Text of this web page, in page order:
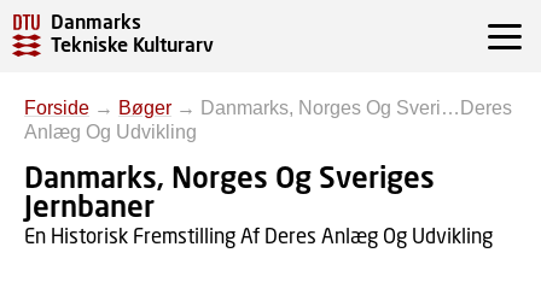
Danmarks
Tekniske Kulturarv
Forside → Bøger → Danmarks, Norges Og Sveri…Deres
Anlæg Og Udvikling
Danmarks, Norges Og Sveriges
Jernbaner
En Historisk Fremstilling Af Deres Anlæg Og Udvikling